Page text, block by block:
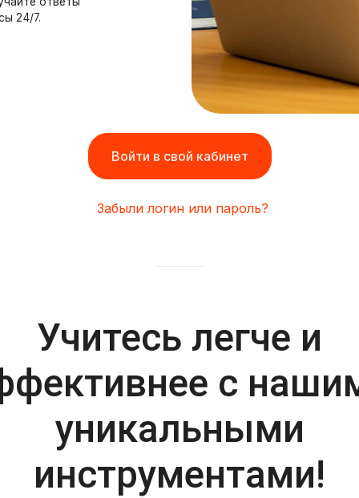
24/7.
Войти в свой кабинет
Забыли логин или пароль?
Учитесь легче и
с
уникальными
инструментами!